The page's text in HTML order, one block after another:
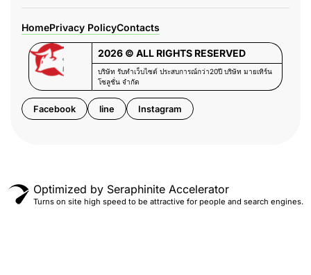
HomePrivacy PolicyContacts
2026 © ALL RIGHTS RESERVED
บริษัท รับทำเว็บไซต์ ประสบการณ์กว่า20ปี บริษัท มายเทิร์น
โซลูชั่น จำกัด
Facebook line Instagram
Optimized by Seraphinite Accelerator
Turns on site high speed to be attractive for people and search engines.